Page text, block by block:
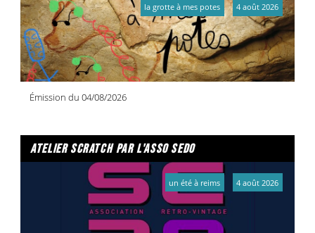
Émission du 04/08/2026
la grotte à mes potes 4 août 2026
atelier scratch par l'asso sedo
un été à reims 4 août 2026